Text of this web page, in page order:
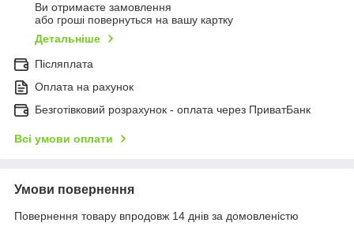
Ви отримаєте замовлення
або гроші повернуться на вашу картку
Детальніше
Післяплата
Оплата на рахунок
Безготівковий розрахунок - оплата через ПриватБанк
Всі умови оплати
Умови повернення
Повернення товару впродовж 14 днів за домовленістю